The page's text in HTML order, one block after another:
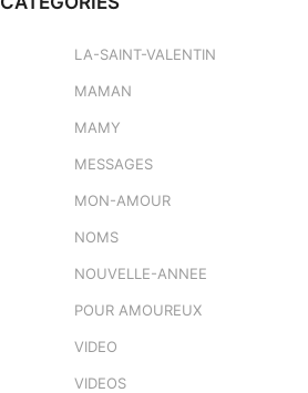
LA-SAINT-VALENTIN
MAMAN
MAMY
MESSAGES
MON-AMOUR
NOMS
NOUVELLE-ANNEE
POUR AMOUREUX
VIDEO
VIDEOS